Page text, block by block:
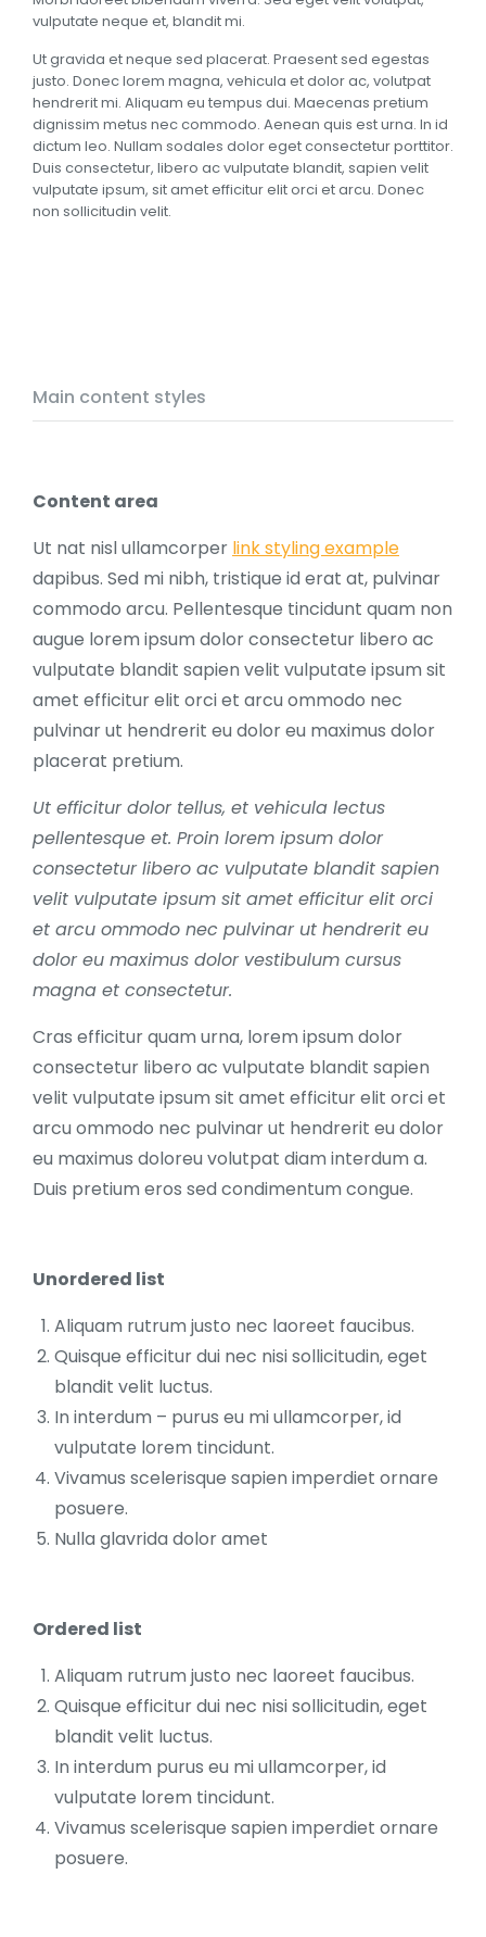
vulputate neque et, blandit mi.
Ut gravida et neque sed placerat. Praesent sed egestas
justo. Donec lorem magna, vehicula et dolor ac, volutpat
hendrerit mi. Aliquam eu tempus dui. Maecenas pretium
dignissim metus nec commodo. Aenean quis est urna. In id
dictum leo. Nullam sodales dolor eget consectetur porttitor.
Duis consectetur, libero ac vulputate blandit, sapien velit
vulputate ipsum, sit amet efficitur elit orci et arcu. Donec
non sollicitudin velit.
Main content styles
Content area
Ut nat nisl ullamcorper link styling example
dapibus. Sed mi nibh, tristique id erat at, pulvinar
commodo arcu. Pellentesque tincidunt quam non
augue lorem ipsum dolor consectetur libero ac
vulputate blandit sapien velit vulputate ipsum sit
amet efficitur elit orci et arcu ommodo nec
pulvinar ut hendrerit eu dolor eu maximus dolor
placerat pretium.
Ut efficitur dolor tellus, et vehicula lectus
pellentesque et. Proin lorem ipsum dolor
consectetur libero ac vulputate blandit sapien
velit vulputate ipsum sit amet efficitur elit orci
et arcu ommodo nec pulvinar ut hendrerit eu
dolor eu maximus dolor vestibulum cursus
magna et consectetur.
Cras efficitur quam urna, lorem ipsum dolor
consectetur libero ac vulputate blandit sapien
velit vulputate ipsum sit amet efficitur elit orci et
arcu ommodo nec pulvinar ut hendrerit eu dolor
eu maximus doloreu volutpat diam interdum a.
Duis pretium eros sed condimentum congue.
Unordered list
Aliquam rutrum justo nec laoreet faucibus.
Quisque efficitur dui nec nisi sollicitudin, eget
blandit velit luctus.
In interdum – purus eu mi ullamcorper, id
vulputate lorem tincidunt.
Vivamus scelerisque sapien imperdiet ornare
posuere.
Nulla glavrida dolor amet
Ordered list
Aliquam rutrum justo nec laoreet faucibus.
Quisque efficitur dui nec nisi sollicitudin, eget
blandit velit luctus.
In interdum purus eu mi ullamcorper, id
vulputate lorem tincidunt.
Vivamus scelerisque sapien imperdiet ornare
posuere.